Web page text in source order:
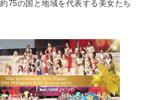
75の国と地域を代表する美女たち